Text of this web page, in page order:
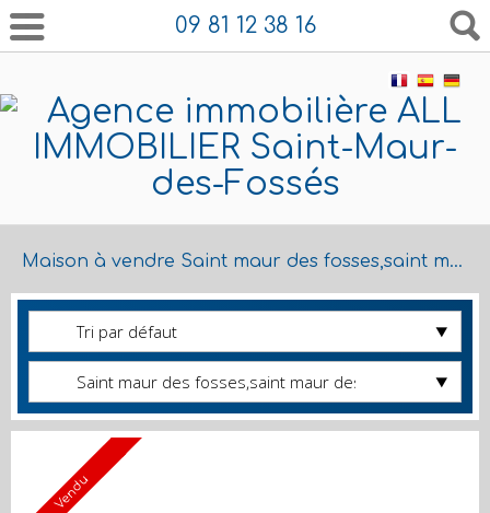
09 81 12 38 16
Maison à vendre Saint maur des fosses,saint maur des fosses
Tri par défaut
Saint maur des fosses,saint maur des fosses
Vendu